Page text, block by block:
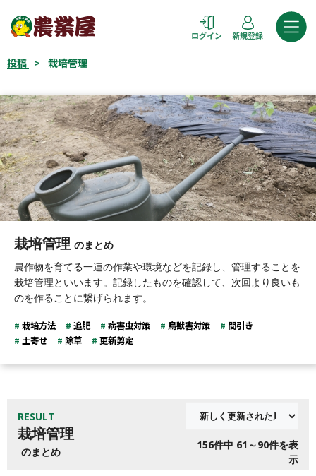
ン
ン
へ
ス
キ
ッ
プ
ログイン 新規登録
投稿 > 栽培管理
栽培管理 のまとめ
農作物を育てる一連の作業や環境などを記録し、管理することを
栽培管理といいます。記録したものを確認して、次回より良いも
のを作ることに繋げられます。
栽培方法 追肥 病害虫対策 鳥獣害対策
間引き
土寄せ
除草 更新剪定
RESULT
栽培管理
のまとめ
156件中 61～90件を表
示